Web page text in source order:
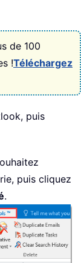
de 100
!Téléchargez
, puis
puis cliquez
.